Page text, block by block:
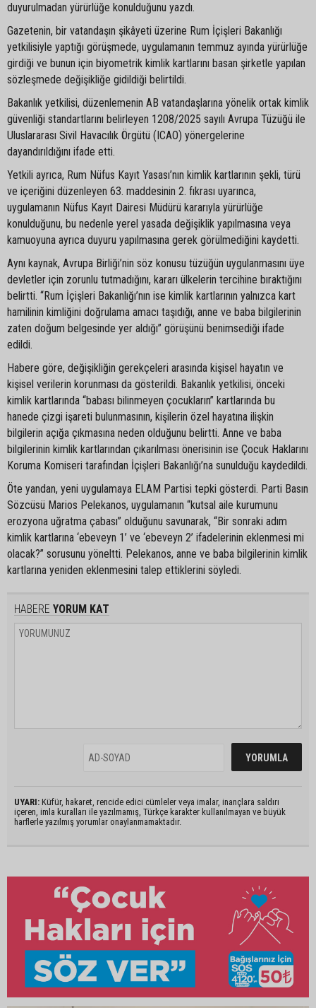
duyurulmadan yürürlüğe konulduğunu yazdı.
Gazetenin, bir vatandaşın şikâyeti üzerine Rum İçişleri Bakanlığı
yetkilisiyle yaptığı görüşmede, uygulamanın temmuz ayında yürürlüğe
girdiği ve bunun için biyometrik kimlik kartlarını basan şirketle yapılan
sözleşmede değişikliğe gidildiği belirtildi.
Bakanlık yetkilisi, düzenlemenin AB vatandaşlarına yönelik ortak kimlik
güvenliği standartlarını belirleyen 1208/2025 sayılı Avrupa Tüzüğü ile
Uluslararası Sivil Havacılık Örgütü (ICAO) yönergelerine
dayandırıldığını ifade etti.
Yetkili ayrıca, Rum Nüfus Kayıt Yasası’nın kimlik kartlarının şekli, türü
ve içeriğini düzenleyen 63. maddesinin 2. fıkrası uyarınca,
uygulamanın Nüfus Kayıt Dairesi Müdürü kararıyla yürürlüğe
konulduğunu, bu nedenle yerel yasada değişiklik yapılmasına veya
kamuoyuna ayrıca duyuru yapılmasına gerek görülmediğini kaydetti.
Aynı kaynak, Avrupa Birliği’nin söz konusu tüzüğün uygulanmasını üye
devletler için zorunlu tutmadığını, kararı ülkelerin tercihine bıraktığını
belirtti. “Rum İçişleri Bakanlığı’nın ise kimlik kartlarının yalnızca kart
hamilinin kimliğini doğrulama amacı taşıdığı, anne ve baba bilgilerinin
zaten doğum belgesinde yer aldığı” görüşünü benimsediği ifade
edildi.
Habere göre, değişikliğin gerekçeleri arasında kişisel hayatın ve
kişisel verilerin korunması da gösterildi. Bakanlık yetkilisi, önceki
kimlik kartlarında “babası bilinmeyen çocukların” kartlarında bu
hanede çizgi işareti bulunmasının, kişilerin özel hayatına ilişkin
bilgilerin açığa çıkmasına neden olduğunu belirtti. Anne ve baba
bilgilerinin kimlik kartlarından çıkarılması önerisinin ise Çocuk Haklarını
Koruma Komiseri tarafından İçişleri Bakanlığı’na sunulduğu kaydedildi.
Öte yandan, yeni uygulamaya ELAM Partisi tepki gösterdi. Parti Basın
Sözcüsü Marios Pelekanos, uygulamanın “kutsal aile kurumunu
erozyona uğratma çabası” olduğunu savunarak, “Bir sonraki adım
kimlik kartlarına ‘ebeveyn 1’ ve ‘ebeveyn 2’ ifadelerinin eklenmesi mi
olacak?” sorusunu yöneltti. Pelekanos, anne ve baba bilgilerinin kimlik
kartlarına yeniden eklenmesini talep ettiklerini söyledi.
HABERE YORUM KAT
UYARI: Küfür, hakaret, rencide edici cümleler veya imalar, inançlara saldırı
içeren, imla kuralları ile yazılmamış, Türkçe karakter kullanılmayan ve büyük
harflerle yazılmış yorumlar onaylanmamaktadır.